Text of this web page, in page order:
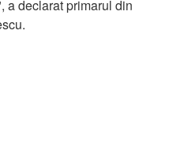
a declarat primarul din